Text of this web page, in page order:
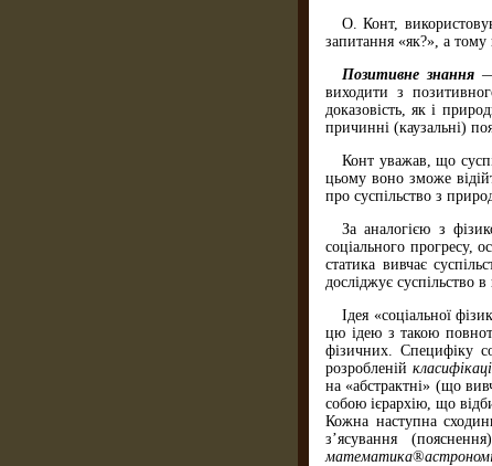
О. Конт,
запитання «як?», а тому
Позитивне знання
виходити з
доказовість, як і
причинні (каузальні)
Конт уважав, що
цьому воно зможе
про суспільство з
За аналогією з
соціального прогресу,
статика вивчає
досліджує суспільство
Ідея «соціальної
цю ідею з такою
фізичних. Специфіку
розробленій
на «абстрактні» (що
собою ієрархію, що
Кожна наступна
з’ясування
математика®